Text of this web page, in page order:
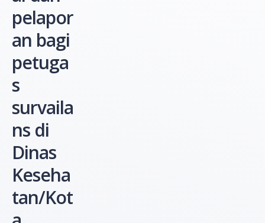
pelapor
an bagi
petuga
s
survaila
ns di
Dinas
Keseha
tan/Kot